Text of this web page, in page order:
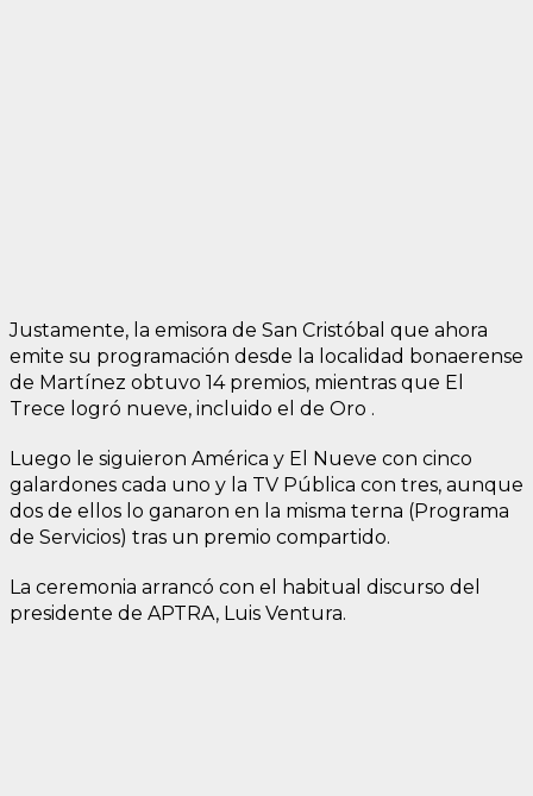
Justamente, la emisora de San Cristóbal que ahora
emite su programación desde la localidad bonaerense
de Martínez obtuvo 14 premios, mientras que El
Trece logró nueve, incluido el de Oro .
Luego le siguieron América y El Nueve con cinco
galardones cada uno y la TV Pública con tres, aunque
dos de ellos lo ganaron en la misma terna (Programa
de Servicios) tras un premio compartido.
La ceremonia arrancó con el habitual discurso del
presidente de APTRA, Luis Ventura.